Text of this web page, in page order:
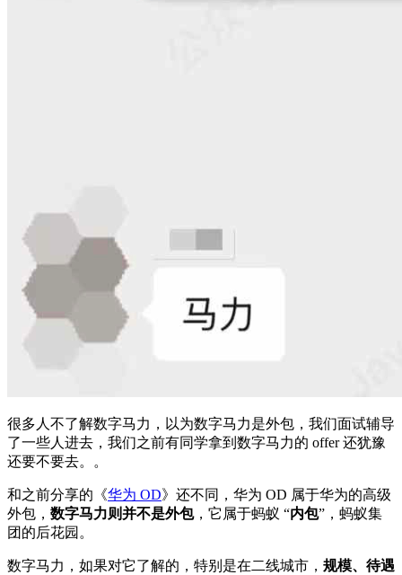
很多人不了解数字马力，以为数字马力是外包，我们面试辅导
了一些人进去，我们之前有同学拿到数字马力的 offer 还犹豫
还要不要去。。
和之前分享的《华为 OD》还不同，华为 OD 属于华为的高级
外包， 数字马力则并不是外包，它属于蚂蚁 “内包”，蚂蚁集
团的后花园。
数字马力，如果对它了解的，特别是在二线城市， 规模、待遇